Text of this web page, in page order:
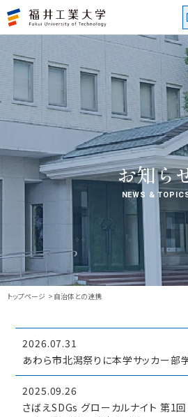
お知ら
NEWS &
トップページ 自治体との連携
2026.07.31
あわら市北潟祭りに本学サッカー部
2025.09.26
さばえSDGs グローカルナイト 第1